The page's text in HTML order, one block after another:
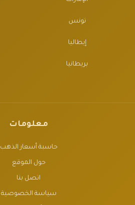
تونس
إيطاليا
بريطانيا
معلومات
حاسبة أسعار الذهب
حول الموقع
اتصل بنا
سياسة الخصوصية